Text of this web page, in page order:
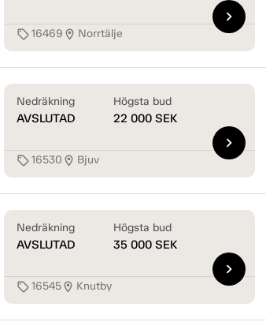
sell16469 location_on Norrtälje
chevron_right
Nedräkning
AVSLUTAD
Högsta bud
22 000 SEK
sell16530 location_on Bjuv
chevron_right
Nedräkning
AVSLUTAD
Högsta bud
35 000 SEK
sell16545location_on Knutby
chevron_right